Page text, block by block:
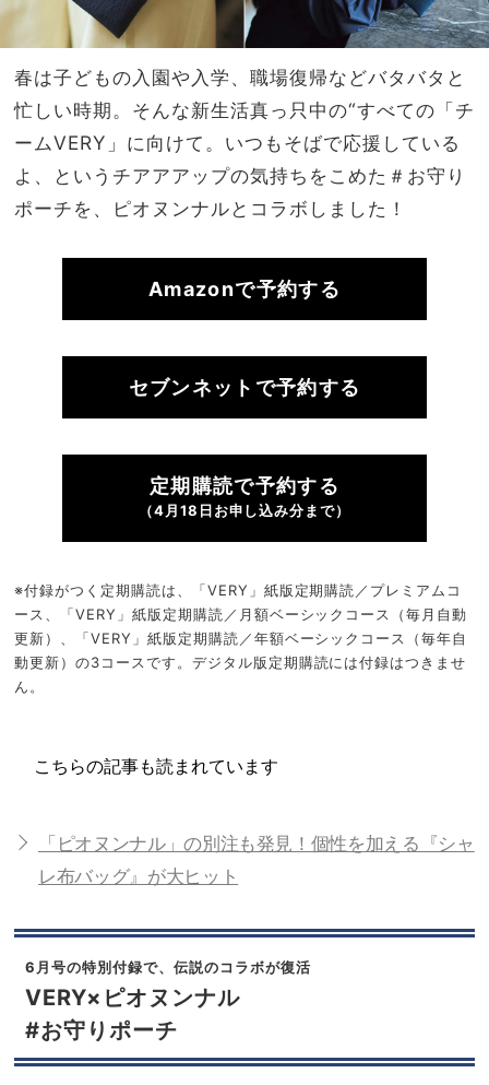
春は子どもの入園や入学、職場復帰などバタバタと
忙しい時期。そんな新生活真っ只中の“すべての「チ
ームVERY」に向けて。いつもそばで応援している
よ、というチアアアップの気持ちをこめた＃お守り
ポーチを、ピオヌンナルとコラボしました！
Amazonで予約する
セブンネットで予約する
定期購読で予約する
（4月18日お申し込み分まで）
※付録がつく定期購読は、「VERY」紙版定期購読／プレミアムコ
ース、「VERY」紙版定期購読／月額ベーシックコース（毎月自動
更新）、「VERY」紙版定期購読／年額ベーシックコース（毎年自
動更新）の3コースです。デジタル版定期購読には付録はつきませ
ん。
こちらの記事も読まれています
「ピオヌンナル」の別注も発見！個性を加える『シャ
レ布バッグ』が大ヒット
6月号の特別付録で、伝説のコラボが復活
VERY×ピオヌンナル
#お守りポーチ